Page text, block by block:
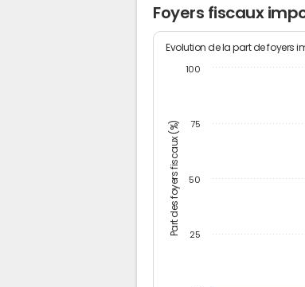
Foyers fiscaux
Part des foyers fiscaux (%)
Evolution de la part de foyers
25
50
75
100